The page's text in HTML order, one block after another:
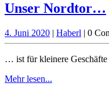
Unser Nordtor…
4. Juni 20204.
Juni
| Haberl Haberl
| 0
… ist für kleinere Geschäfte
Mehr lesen...